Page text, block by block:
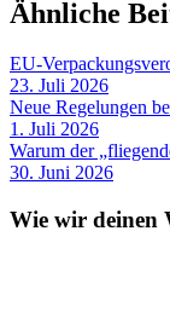
Ähnliche
EU-
23. Juli 2026
Neue Regelungen
1. Juli 2026
Warum der
30. Juni 2026
Wie wir deinen